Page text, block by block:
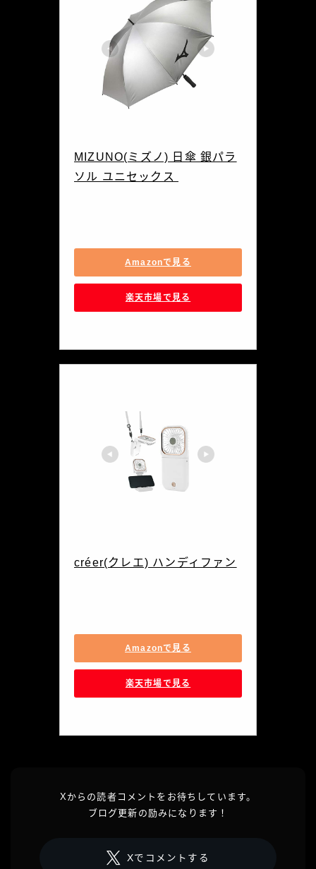
MIZUNO(ミズノ) 日傘 銀パラ
ソル ユニセックス
Amazonで見る
楽天市場で見る
créer(クレエ) ハンディファン
Amazonで見る
楽天市場で見る
Xからの読者コメントをお待ちしています。
ブログ更新の励みになります！
Xでコメントする